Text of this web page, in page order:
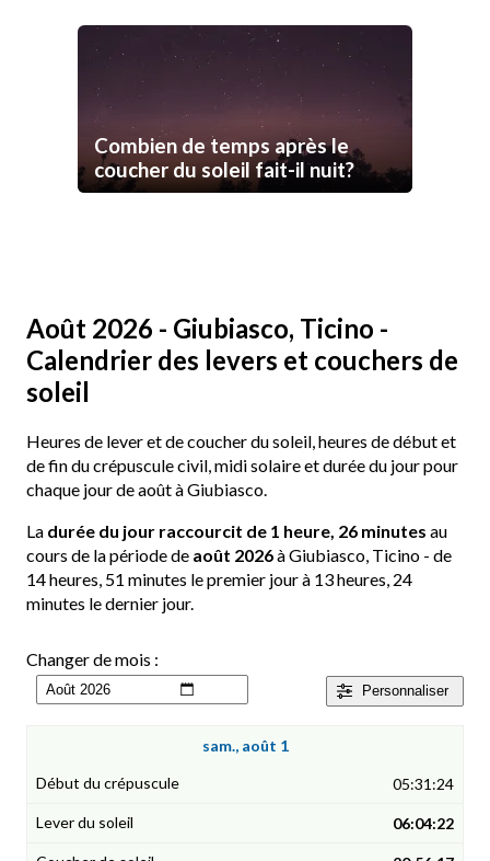
Combien de temps après le
coucher du soleil fait-il nuit?
Août 2026 - Giubiasco, Ticino -
Calendrier des levers et couchers de
soleil
Heures de lever et de coucher du soleil, heures de début et
de fin du crépuscule civil, midi solaire et durée du jour pour
chaque jour de août à Giubiasco.
La durée du jour raccourcit de 1 heure, 26 minutes au
cours de la période de août 2026à Giubiasco, Ticino - de
14 heures, 51 minutes le premier jour à 13 heures, 24
minutes le dernier jour.
Personnaliser
Changer de mois :
sam., août 1
05:31:24
06:04:22